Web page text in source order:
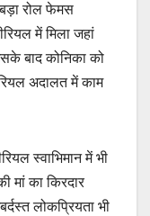
रोल फेमस
में मिला जहां
बाद कोनिका को
अदालत में काम
स्वाभिमान में भी
मां का किरदार
लोकप्रियता भी